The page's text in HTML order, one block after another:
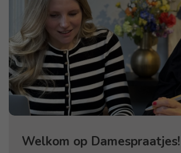
Welkom op Damespraatjes!